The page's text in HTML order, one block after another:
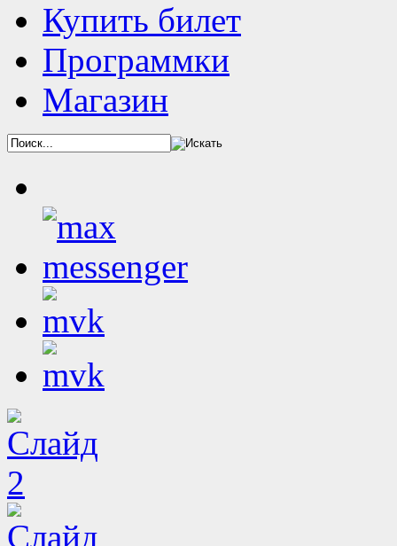
Купить билет
Программки
Магазин